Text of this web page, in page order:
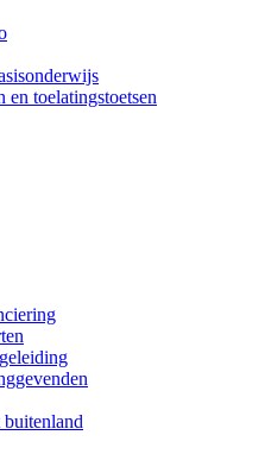
en toelatingstoetsen
buitenland